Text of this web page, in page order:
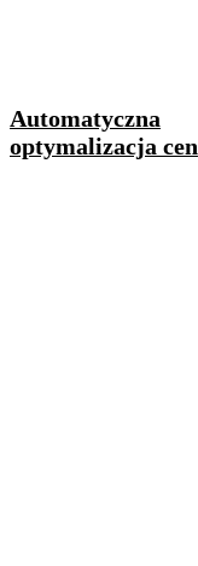
Automatyczna
optymalizacja cen